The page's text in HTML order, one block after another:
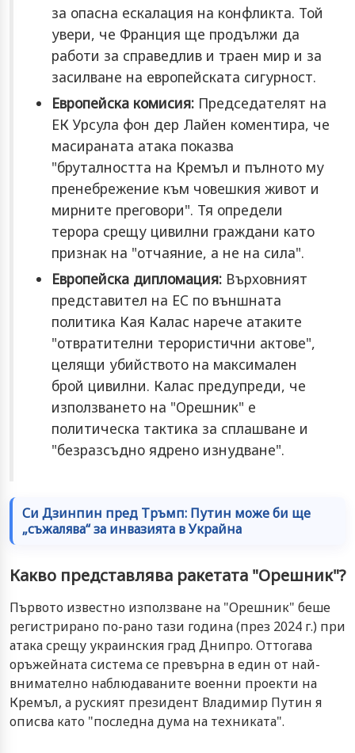
за опасна ескалация на конфликта. Той
увери, че Франция ще продължи да
работи за справедлив и траен мир и за
засилване на европейската сигурност.
Европейска комисия: Председателят на
ЕК Урсула фон дер Лайен коментира, че
масираната атака показва
"бруталността на Кремъл и пълното му
пренебрежение към човешкия живот и
мирните преговори". Тя определи
терора срещу цивилни граждани като
признак на "отчаяние, а не на сила".
Европейска дипломация: Върховният
представител на ЕС по външната
политика Кая Калас нарече атаките
"отвратителни терористични актове",
целящи убийството на максимален
брой цивилни. Калас предупреди, че
използването на "Орешник" е
политическа тактика за сплашване и
"безразсъдно ядрено изнудване".
Си Дзинпин пред Тръмп: Путин може би ще
„съжалява“ за инвазията в Украйна
Какво представлява ракетата "Орешник"?
Първото известно използване на "Орешник" беше
регистрирано по-рано тази година (през 2024 г.) при
атака срещу украинския град Днипро. Оттогава
оръжейната система се превърна в един от най-
внимателно наблюдаваните военни проекти на
Кремъл, а руският президент Владимир Путин я
описва като "последна дума на техниката".